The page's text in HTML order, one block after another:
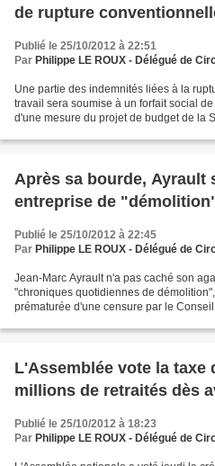
de rupture
Publié le 25/10/2012 à 22:51
Par Philippe LE ROUX - Délégué de
Une partie des indemnités liées à la
travail sera soumise à un forfait social
d'une mesure du projet de budget de la
Après sa bourde, Ayrault
entreprise de
Publié le 25/10/2012 à 22:45
Par Philippe LE ROUX - Délégué de
Jean-Marc Ayrault n'a pas caché son
"chroniques quotidiennes de
prématurée d'une censure par le
L'Assemblée vote la taxe
millions de retraités dès
Publié le 25/10/2012 à 18:23
Par Philippe LE ROUX - Délégué de